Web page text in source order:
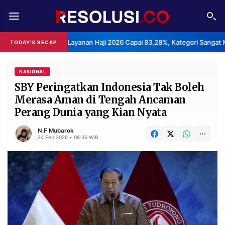
TODAY'S RECAP
Layanan Haji 2026 Capai 83,28%, Kategori Sangat Memuaskan.
REDAKSI TENTANG
RESOLUSI IKLAN
RUBRIKASI
EDITORIAL AKSARA
FINANSIA PERSONA
DAERAH NASIONAL
MANCA SPORT
INFORMASI
NASIONAL
SBY Peringatkan Indonesia Tak Boleh
Merasa Aman di Tengah Ancaman
Perang Dunia yang Kian Nyata
N.F Mubarok
24 Feb 2026 • 08:36 WIB